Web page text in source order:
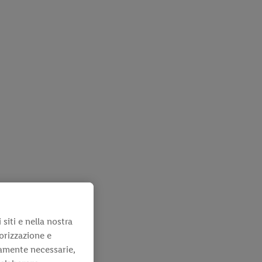
e nella nostra
e
necessarie,